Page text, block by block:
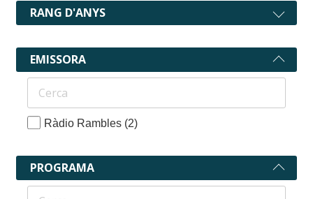
RANG D'ANYS
EMISSORA
Ràdio Rambles (2)
PROGRAMA